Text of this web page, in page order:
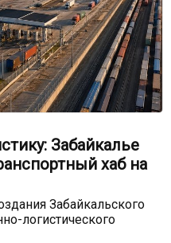
Забайкалье
хаб на
Забайкальского
логистического